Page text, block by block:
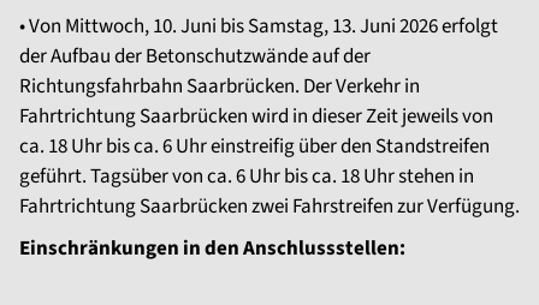
• Von Mittwoch, 10. Juni bis Samstag, 13. Juni 2026 erfolgt
der Aufbau der Betonschutzwände auf der
Richtungsfahrbahn Saarbrücken. Der Verkehr in
Fahrtrichtung Saarbrücken wird in dieser Zeit jeweils von
ca. 18 Uhr bis ca. 6 Uhr einstreifig über den Standstreifen
geführt. Tagsüber von ca. 6 Uhr bis ca. 18 Uhr stehen in
Fahrtrichtung Saarbrücken zwei Fahrstreifen zur Verfügung.
Einschränkungen in den Anschlussstellen: